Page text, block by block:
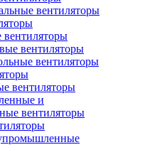
вентиляторы
вентиляторы
вентиляторы
вентиляторы
и
вентиляторы